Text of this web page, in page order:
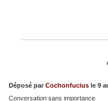
Déposé par Cochonfucius le 9
Conversation sans importance